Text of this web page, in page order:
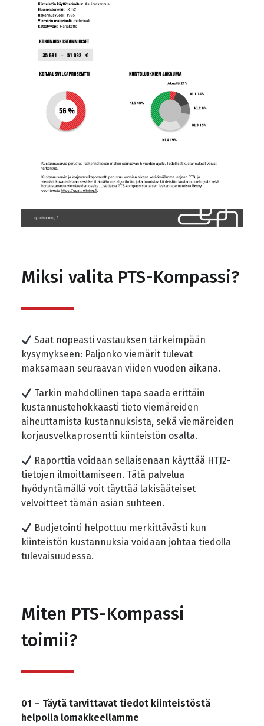
Miksi valita PTS-Kompassi?
Saat nopeasti vastauksen tärkeimpään
kysymykseen: Paljonko viemärit tulevat
maksamaan seuraavan viiden vuoden aikana.
Tarkin mahdollinen tapa saada erittäin
kustannustehokkaasti tieto viemäreiden
aiheuttamista kustannuksista, sekä viemäreiden
korjausvelkaprosentti kiinteistön osalta.
Raporttia voidaan sellaisenaan käyttää HTJ2-
tietojen ilmoittamiseen. Tätä palvelua
hyödyntämällä voit täyttää lakisääteiset
velvoitteet tämän asian suhteen.
Budjetointi helpottuu merkittävästi kun
kiinteistön kustannuksia voidaan johtaa tiedolla
tulevaisuudessa.
Miten PTS-Kompassi
toimii?
01 – Täytä tarvittavat tiedot kiinteistöstä
helpolla lomakkeellamme